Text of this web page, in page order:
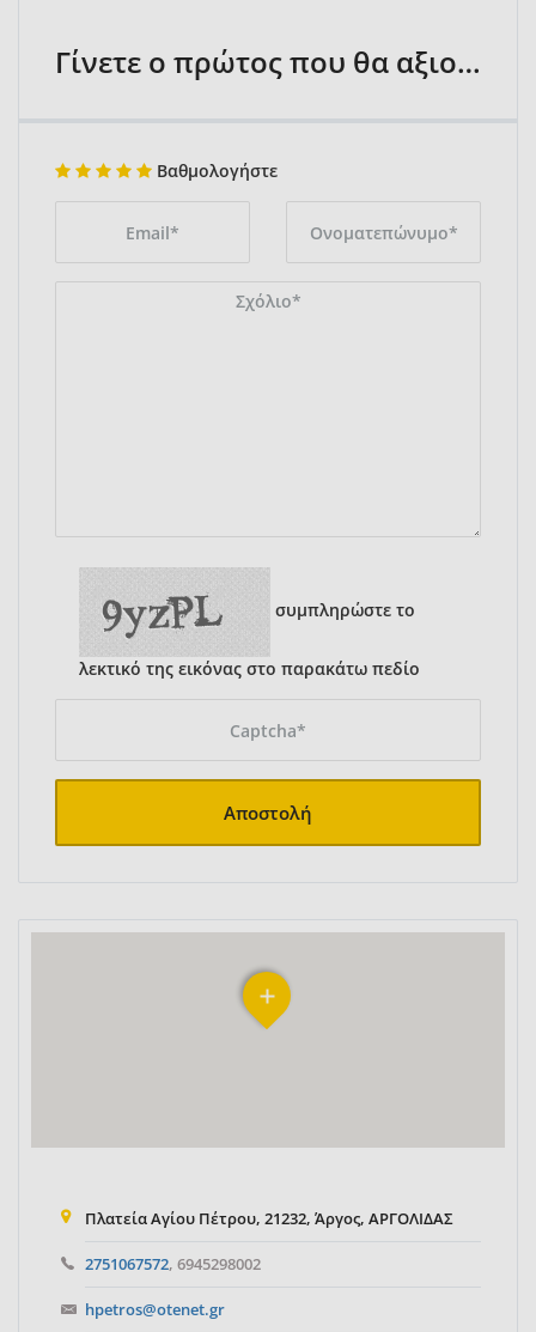
Γίνετε ο πρώτος που θα αξιολογήσει
Βαθμολογήστε
συμπληρώστε το
λεκτικό της εικόνας στο παρακάτω πεδίο
Αποστολή
Πλατεία Αγίου Πέτρου, 21232, Άργος, ΑΡΓΟΛΙΔΑΣ
2751067572, 6945298002
hpetros@otenet.gr